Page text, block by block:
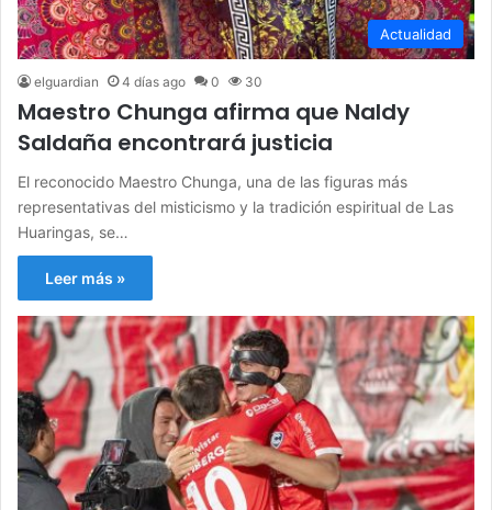
Actualidad
elguardian 4 días ago 0 30
Maestro Chunga afirma que Naldy
Saldaña encontrará justicia
El reconocido Maestro Chunga, una de las figuras más
representativas del misticismo y la tradición espiritual de Las
Huaringas, se…
Leer más »